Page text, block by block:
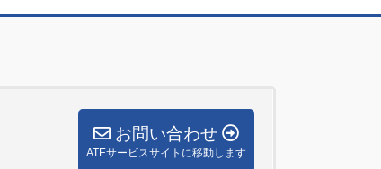
お問い合わせ
ATEサービスサイトに移動します